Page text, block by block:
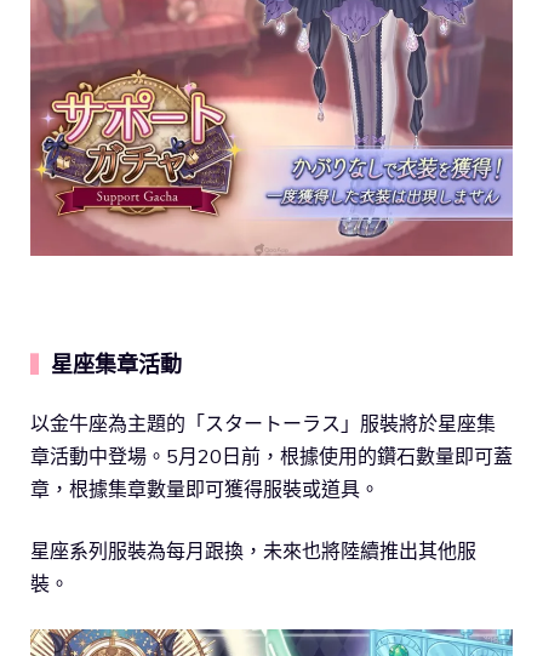
星座集章活動
以金牛座為主題的「スタートーラス」服裝將於星座集
章活動中登場。5月20日前，根據使用的鑽石數量即可蓋
章，根據集章數量即可獲得服裝或道具。
星座系列服裝為每月跟換，未來也將陸續推出其他服
裝。